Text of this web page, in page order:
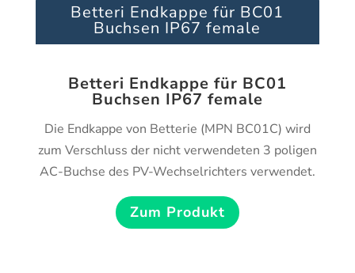
Betteri Endkappe für BC01
Buchsen IP67 female
Betteri Endkappe für BC01
Buchsen IP67 female
Die Endkappe von Betterie (MPN BC01C) wird
zum Verschluss der nicht verwendeten 3 poligen
AC-Buchse des PV-Wechselrichters verwendet.
Zum Produkt